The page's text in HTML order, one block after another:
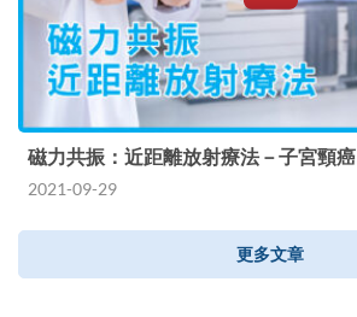
磁力共振：近距離放射療法－子宮頸癌
2021-09-29
更多文章